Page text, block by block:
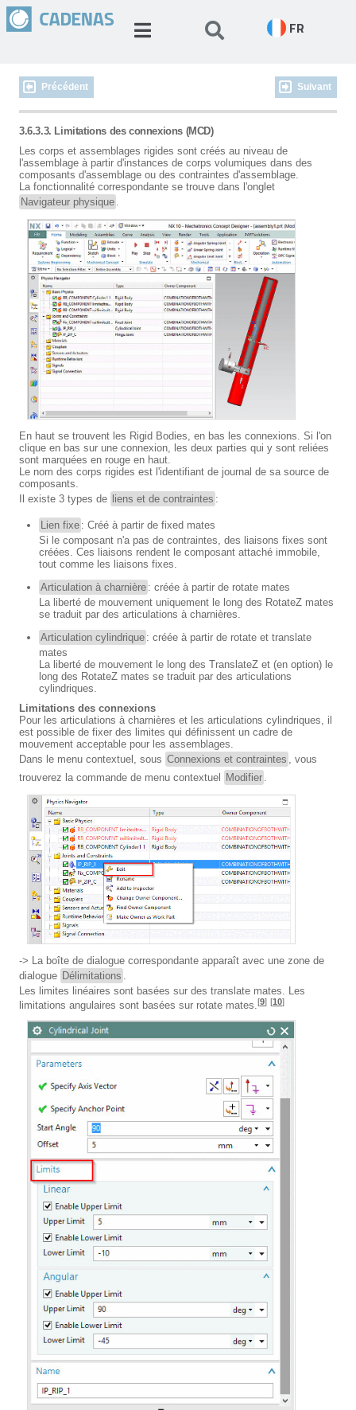
FR
Précédent Suivant
3.6.3.3. Limitations des connexions (MCD)
Les corps et assemblages rigides sont créés au niveau de
l'assemblage à partir d'instances de corps volumiques dans des
composants d'assemblage ou des contraintes d'assemblage.
La fonctionnalité correspondante se trouve dans l'onglet
Navigateur physique .
En haut se trouvent les Rigid Bodies, en bas les connexions. Si l'on
clique en bas sur une connexion, les deux parties qui y sont reliées
sont marquées en rouge en haut.
Le nom des corps rigides est l'identifiant de journal de sa source de
composants.
Il existe 3 types de liens et de contraintes :
Lien fixe : Créé à partir de fixed mates
Si le composant n'a pas de contraintes, des liaisons fixes sont
créées. Ces liaisons rendent le composant attaché immobile,
tout comme les liaisons fixes.
Articulation à charnière : créée à partir de rotate mates
La liberté de mouvement uniquement le long des RotateZ mates
se traduit par des articulations à charnières.
Articulation cylindrique : créée à partir de rotate et translate
mates
La liberté de mouvement le long des TranslateZ et (en option) le
long des RotateZ mates se traduit par des articulations
cylindriques.
Limitations des connexions
Pour les articulations à charnières et les articulations cylindriques, il
est possible de fixer des limites qui définissent un cadre de
mouvement acceptable pour les assemblages.
Dans le menu contextuel, sous Connexions et contraintes
, vous
trouverez la commande de menu contextuel Modifier
-> La boîte de dialogue correspondante apparaît avec une zone de
dialogue Délimitations .
Les limites linéaires sont basées sur des translate mates. Les
limitations angulaires sont basées sur rotate mates.[9] [10]